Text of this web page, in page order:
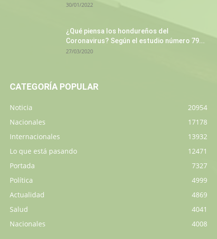
30/01/2022
¿Qué piensa los hondureños del
Coronavirus? Según el estudio número 79...
27/03/2020
CATEGORÍA POPULAR
Noticia
20954
Nacionales
17178
Internacionales
13932
Lo que está pasando
12471
Portada
7327
Política
4999
Actualidad
4869
Salud
4041
Nacionales
4008